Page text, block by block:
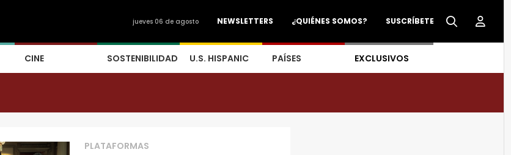
SUSCRÍBETE
¿QUIÉNES SOMOS?
NEWSLETTERS
jueves 06 de agosto
CINE SOSTENIBILIDAD U.S. HISPANIC PAÍSES EXCLUSIVOS
PLATAFORMAS